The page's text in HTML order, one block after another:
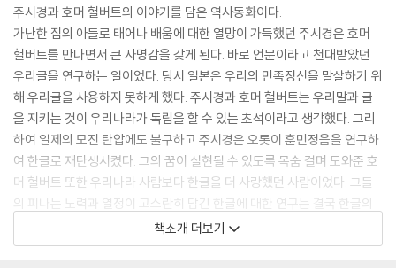
주시경과 호머 헐버트의 이야기를 담은 역사동화이다.
가난한 집의 아들로 태어나 배움에 대한 열망이 가득했던 주시경은 호머
헐버트를 만나면서 큰 사명감을 갖게 된다. 바로 언문이라고 천대받았던
우리글을 연구하는 일이었다. 당시 일본은 우리의 민족정신을 말살하기 위
해 우리글을 사용하지 못하게 했다. 주시경과 호머 헐버트는 우리말과 글
을 지키는 것이 우리나라가 독립을 할 수 있는 초석이라고 생각했다. 그리
하여 일제의 모진 탄압에도 불구하고 주시경은 오롯이 훈민정음을 연구하
여 한글로 재탄생시켰다. 그의 꿈이 실현될 수 있도록 목숨 걸며 도와준 호
머 헐버트 또한 우리나라 사람보다 한글을 더 사랑했던 사람이었다. 그들
의 피나는 노력과 열정이 고스란히 담긴 한글에 대한 연구는 결국 한글의
가치를 전 세계에 알리고 우리 민족의 얼을 지키는 역사가 되었다.
서로 배우고 가르치는 기쁨을 나누었던 주시경과 호머 헐버트는 서재필과
책소개 더보기